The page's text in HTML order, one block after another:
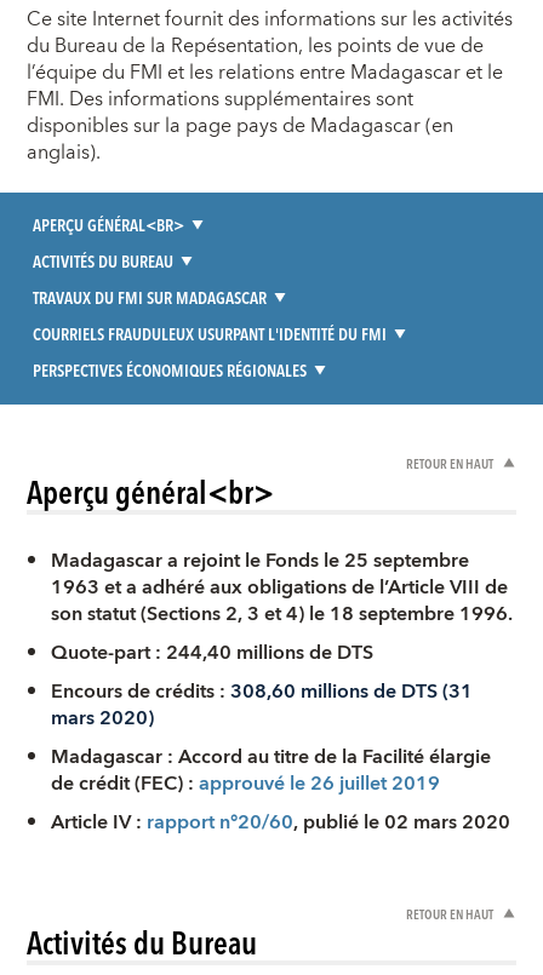
Ce site Internet fournit des informations sur les activités
du Bureau de la Repésentation, les points de vue de
l’équipe du FMI et les relations entre Madagascar et le
FMI. Des informations supplémentaires sont
disponibles sur la page pays de Madagascar(en
anglais).
APERÇU GÉNÉRAL<BR>
ACTIVITÉS DU BUREAU
TRAVAUX DU FMI SUR MADAGASCAR
COURRIELS FRAUDULEUX USURPANT L'IDENTITÉ DU FMI
PERSPECTIVES ÉCONOMIQUES RÉGIONALES
RETOUR EN HAUT
Aperçu général<br>
Madagascar a rejoint le Fonds le 25 septembre
1963 et a adhéré aux obligations de l’Article VIII de
son statut (Sections 2, 3 et 4) le 18 septembre 1996.
Quote-part : 244,40 millions de DTS
Encours de crédits :308,60 millions de DTS (31
mars 2020)
Madagascar : Accord au titre de la Facilité élargie
de crédit (FEC) :approuvé le 26 juillet 2019
Article IV : rapport n°20/60, publié le 02 mars 2020
RETOUR EN HAUT
Activités du Bureau